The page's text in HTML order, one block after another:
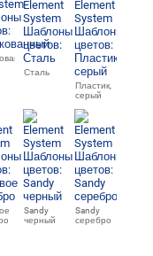
Сталь
Пластик,
серый
Sandy
черный
Sandy
серебро